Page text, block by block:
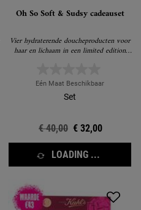
Oh So Soft & Sudsy cadeauset
Vier hydraterende doucheproducten voor
haar en lichaam in een limited edition
Eén Maat Beschikbaar
Set
Oude prijs
€ 40,00 Nieuwe prijs
€ 32,00
LOADING ...